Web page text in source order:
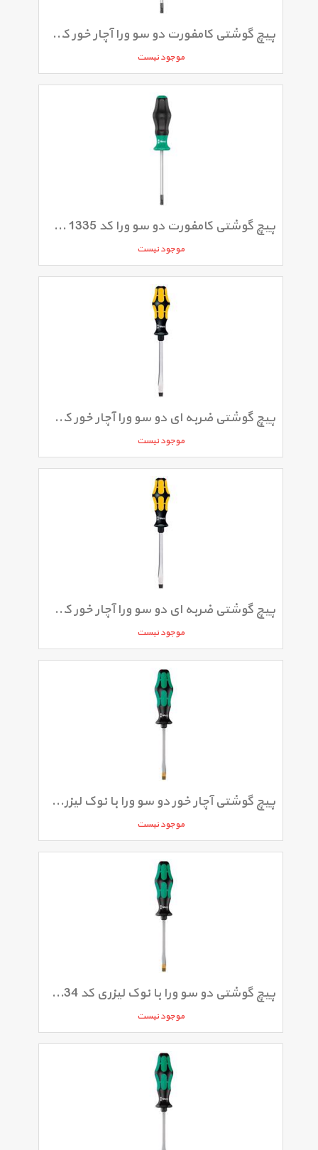
پیچ گوشتی کامفورت دو سو ورا آچار خور کد 1334SK سایز 1 × 5.5 × 100 میلی متر
موجود نیست
پیچ گوشتی کامفورت دو سو ورا کد 1335 سایز 1 × 5.5 × 125 میلی متر
موجود نیست
پیچ گوشتی ضربه ای دو سو ورا آچار خور کد 932A سایز 1 × 5.5 × 100 میلی متر
موجود نیست
پیچ گوشتی ضربه ای دو سو ورا آچار خور کد 932A سایز 1.2 × 7 × 125 میلی متر
موجود نیست
پیچ گوشتی آچار خور دو سو ورا با نوک لیزری کد 334 سایز 0.8 × 4 × 90 میلی متر
موجود نیست
پیچ گوشتی دو سو ورا با نوک لیزری کد 334 سایز 1 × 6 × 150 میلی متر
موجود نیست